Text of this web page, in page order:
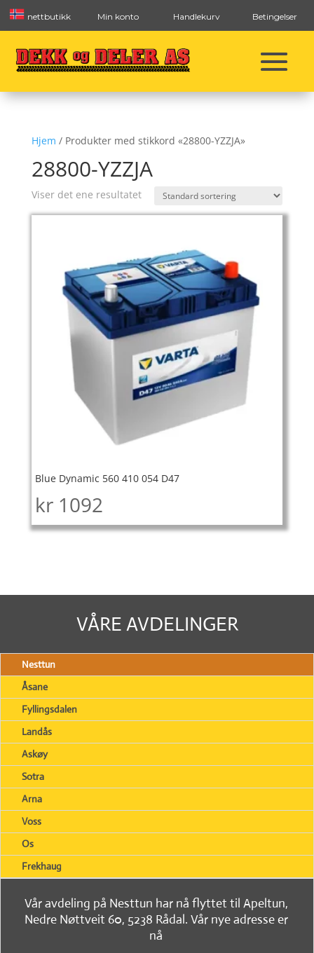
nettbutikk Min konto Handlekurv Betingelser
Hjem / Produkter med stikkord «28800-YZZJA»
28800-YZZJA
Viser det ene resultatet
Blue Dynamic 560 410 054 D47
kr 1092
VÅRE AVDELINGER
Nesttun
Åsane
Fyllingsdalen
Landås
Askøy
Sotra
Arna
Voss
Os
Frekhaug
Vår avdeling på Nesttun har nå flyttet til Apeltun,
Nedre Nøttveit 60, 5238 Rådal. Vår nye adresse er
nå